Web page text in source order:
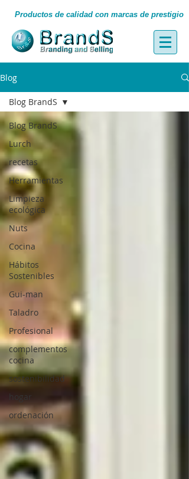
Productos de calidad con marcas de prestigio
Blog
Blog BrandS
Lurch
recetas
Herramientas
Limpieza
ecológica
Nuts
Cocina
Hábitos
Sostenibles
Gui-man
Taladro
Profesional
complementos
cocina
sostenibilidad
hogar
ordenación
Blog BrandS